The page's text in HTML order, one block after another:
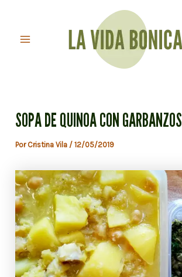
contenido
SOPA DE QUINOA CON GARBANZOS
Por Cristina Vila /12/05/2019